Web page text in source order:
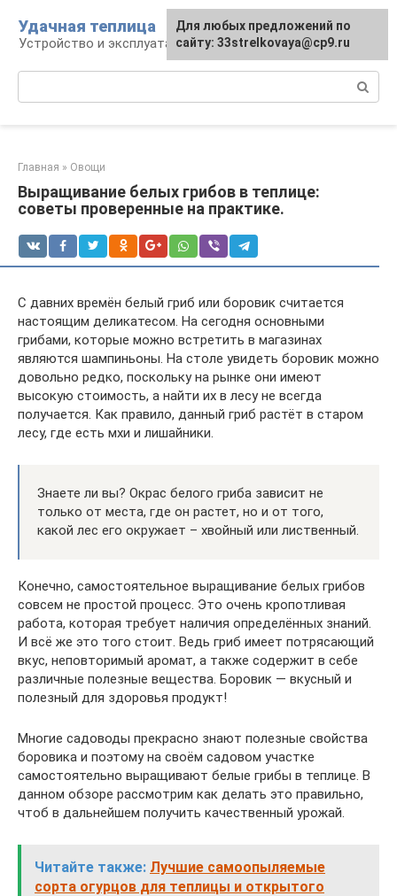
контенту
Удачная теплица
Устройство и эксплуатация теплиц
Главная » Овощи
Выращивание белых грибов в теплице:
советы проверенные на практике.
С давних времён белый гриб или боровик считается
настоящим деликатесом. На сегодня основными
грибами, которые можно встретить в магазинах
являются шампиньоны. На столе увидеть боровик можно
довольно редко, поскольку на рынке они имеют
высокую стоимость, а найти их в лесу не всегда
получается. Как правило, данный гриб растёт в старом
лесу, где есть мхи и лишайники.
Знаете ли вы? Окрас белого гриба зависит не
только от места, где он растет, но и от того,
какой лес его окружает – хвойный или лиственный.
Конечно, самостоятельное выращивание белых грибов
совсем не простой процесс. Это очень кропотливая
работа, которая требует наличия определённых знаний.
И всё же это того стоит. Ведь гриб имеет потрясающий
вкус, неповторимый аромат, а также содержит в себе
различные полезные вещества. Боровик — вкусный и
полезный для здоровья продукт!
Многие садоводы прекрасно знают полезные свойства
боровика и поэтому на своём садовом участке
самостоятельно выращивают белые грибы в теплице. В
данном обзоре рассмотрим как делать это правильно,
чтоб в дальнейшем получить качественный урожай.
Читайте также: Лучшие самоопыляемые
сорта огурцов для теплицы и открытого
Для любых предложений по
сайту: 33strelkovaya@cp9.ru